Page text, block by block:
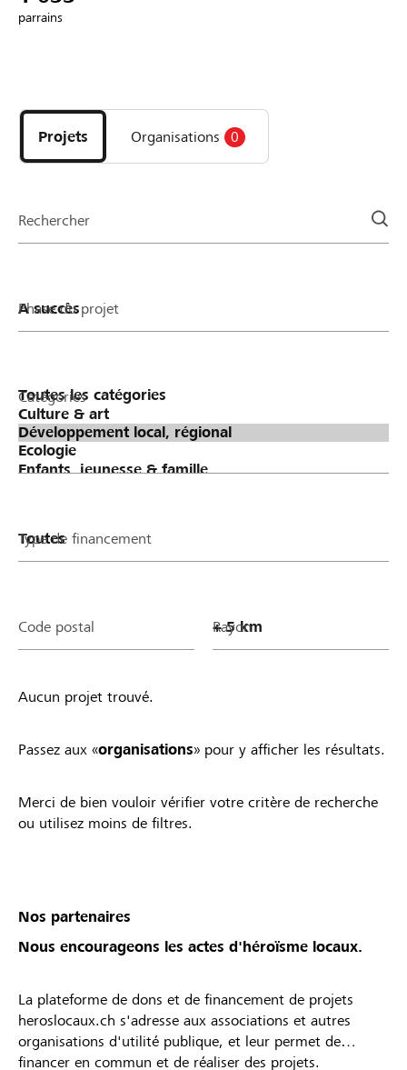
DE FR IT
parrains
les
projets
et
la
Projets Organisations 0
Rechercher
Phase du projet
Catégories
Type de financement
Code postal Rayon
Aucun projet trouvé.
Passez aux «organisations» pour y afficher les résultats.
Merci de bien vouloir vérifier votre critère de recherche
ou utilisez moins de filtres.
Nos partenaires
Nous encourageons les actes d'héroïsme locaux.
La plateforme de dons et de financement de projets
heroslocaux.ch s'adresse aux associations et autres
organisations d'utilité publique, et leur permet de
financer en commun et de réaliser des projets.